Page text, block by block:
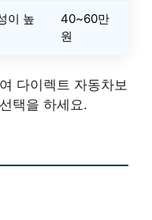
이 높
40~60만
원
다이렉트 자동차보
택을 하세요.